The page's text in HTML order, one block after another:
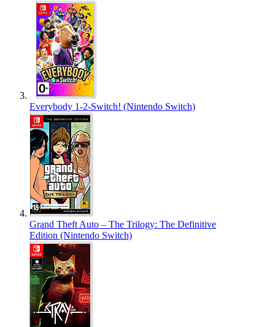
Everybody 1-2-Switch! (Nintendo Switch)
Grand Theft Auto – The Trilogy: The Definitive
Edition (Nintendo Switch)